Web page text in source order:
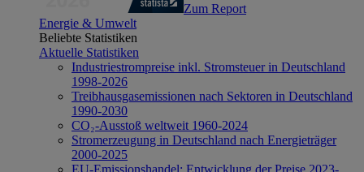
Zum Report
Energie & Umwelt
Beliebte Statistiken
Aktuelle Statistiken
Industriestrompreise inkl. Stromsteuer in Deutschland
1998-2026
Treibhausgasemissionen nach Sektoren in Deutschland
1990-2030
CO₂-Ausstoß weltweit 1960-2024
Stromerzeugung in Deutschland nach Energieträger
2000-2025
EU-Emissionshandel: Entwicklung der Preise 2023-